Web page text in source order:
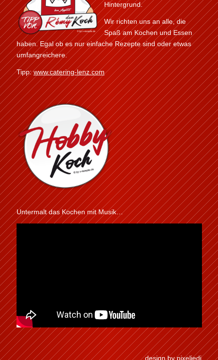
Hintergrund.
Wir richten uns an alle, die
Spaß am Kochen und Essen
haben. Egal ob es nur einfache Rezepte sind oder etwas
umfangreichere.
Tipp:www.catering-lenz.com
Untermalt das Kochen mit Musik…
design by pixeljedi